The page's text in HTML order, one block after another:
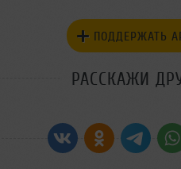
ПОДДЕРЖАТЬ
РАССКАЖИ